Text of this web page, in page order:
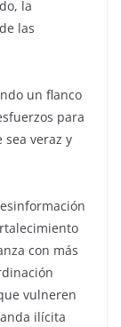
la
las
un flanco
para
veraz y
con más
vulneren
ilícita